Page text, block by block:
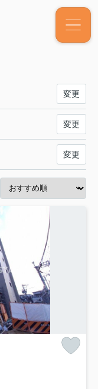
変更
変更
変更